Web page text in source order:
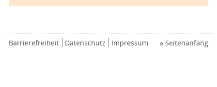
Barrierefreiheit Datenschutz Impressum Seitenanfang